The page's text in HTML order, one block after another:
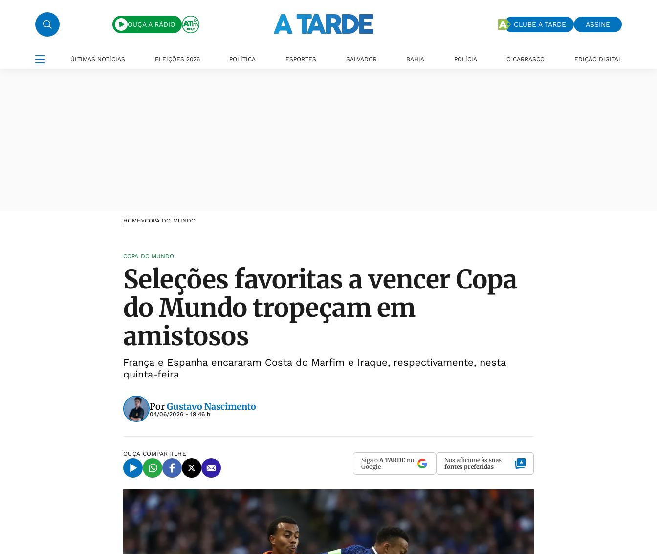
OUÇA A RÁDIO CLUBE A TARDE ASSINE
ÚLTIMAS NOTÍCIAS ELEIÇÕES 2026 POLÍTICA ESPORTES SALVADOR BAHIA POLÍCIA O CARRASCO EDIÇÃO DIGITAL
HOME>COPA DO MUNDO
COPA DO MUNDO
Seleções favoritas a vencer Copa
do Mundo tropeçam em
amistosos
França e Espanha encararam Costa do Marfim e Iraque, respectivamente, nesta
quinta-feira
PorGustavo Nascimento
04/06/2026 - 19:46 h
OUÇA COMPARTILHE
Siga o A TARDE no
Google
Nos adicione às suas
fontes preferidas